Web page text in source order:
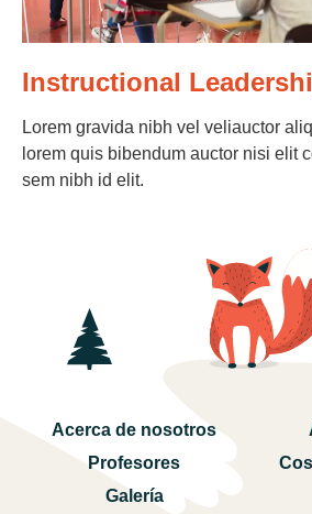
Instructional
Lorem gravida nibh vel veliauctor
lorem quis bibendum auctor nisi elit
sem nibh id elit.
Acerca de nosotros
Profesores
Galería